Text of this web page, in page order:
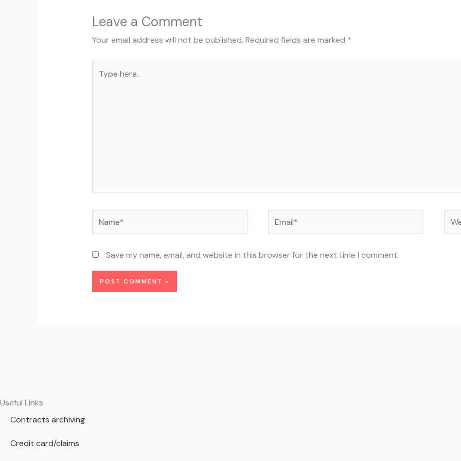
Leave a Comment
Your email address will not be published. Required fields are marked *
here..
Name* Email*
Save my name, email, and website in this browser for the next time I comment.
Useful Links
Contracts archiving
Credit card/claims